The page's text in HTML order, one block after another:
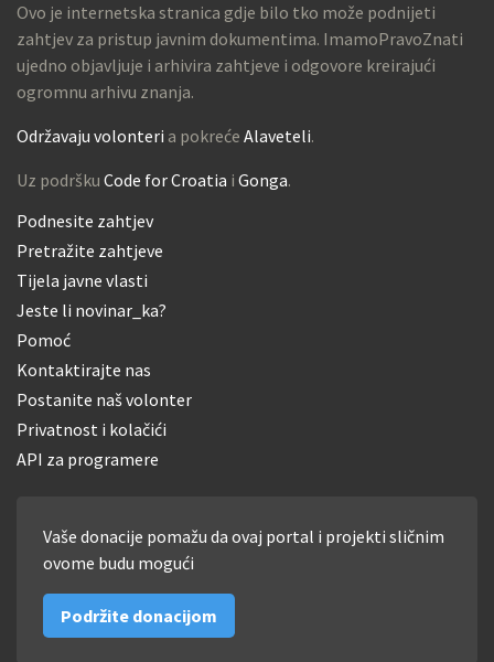
Ovo je internetska stranica gdje bilo tko može podnijeti
zahtjev za pristup javnim dokumentima. ImamoPravoZnati
ujedno objavljuje i arhivira zahtjeve i odgovore kreirajući
ogromnu arhivu znanja.
Održavaju volonteri a pokreće Alaveteli.
Uz podršku Code for Croatia i Gonga.
Podnesite zahtjev
Pretražite zahtjeve
Tijela javne vlasti
Jeste li novinar_ka?
Pomoć
Kontaktirajte nas
Postanite naš volonter
Privatnost i kolačići
API za programere
Vaše donacije pomažu da ovaj portal i projekti sličnim
ovome budu mogući
Podržite donacijom